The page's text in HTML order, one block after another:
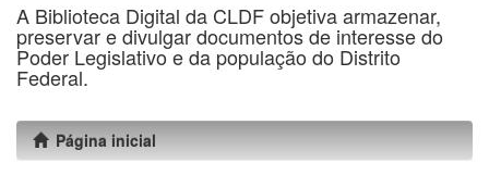
A Biblioteca Digital da CLDF objetiva armazenar,
preservar e divulgar documentos de interesse do
Poder Legislativo e da população do Distrito
Federal.
Página inicial